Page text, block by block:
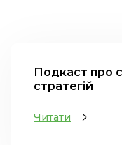
Подкаст про
стратегій
Читати